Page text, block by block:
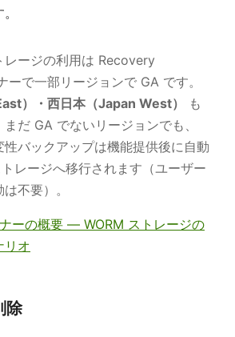
レージの利用は Recovery
ーで一部リージョンで GA です。
）・西日本（Japan West）
も
だ GA でないリージョンでも、
性バックアップは機能提供後に自動
レージへ移行されます（ユーザー
不要）。
ーの概要 ― WORM ストレージの
リオ
除